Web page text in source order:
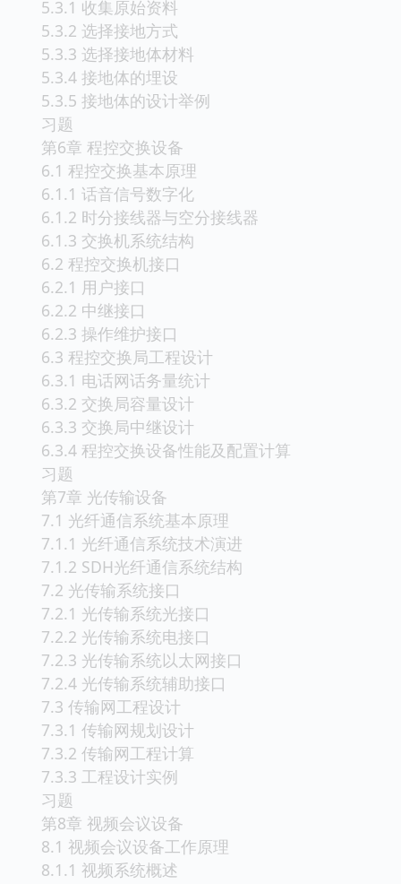
5.3.1 收集原始资料
5.3.2 选择接地方式
5.3.3 选择接地体材料
5.3.4 接地体的埋设
5.3.5 接地体的设计举例
习题
第6章 程控交换设备
6.1 程控交换基本原理
6.1.1 话音信号数字化
6.1.2 时分接线器与空分接线器
6.1.3 交换机系统结构
6.2 程控交换机接口
6.2.1 用户接口
6.2.2 中继接口
6.2.3 操作维护接口
6.3 程控交换局工程设计
6.3.1 电话网话务量统计
6.3.2 交换局容量设计
6.3.3 交换局中继设计
6.3.4 程控交换设备性能及配置计算
习题
第7章 光传输设备
7.1 光纤通信系统基本原理
7.1.1 光纤通信系统技术演进
7.1.2 SDH光纤通信系统结构
7.2 光传输系统接口
7.2.1 光传输系统光接口
7.2.2 光传输系统电接口
7.2.3 光传输系统以太网接口
7.2.4 光传输系统辅助接口
7.3 传输网工程设计
7.3.1 传输网规划设计
7.3.2 传输网工程计算
7.3.3 工程设计实例
习题
第8章 视频会议设备
8.1 视频会议设备工作原理
8.1.1 视频系统概述